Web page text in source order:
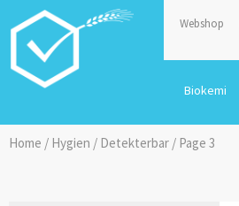
Webshop
Biokemi
Home / Hygien / Detekterbar / Page 3